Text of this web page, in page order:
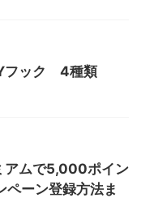
フック 4種類
アムで5,000ポイン
ペーン登録方法ま